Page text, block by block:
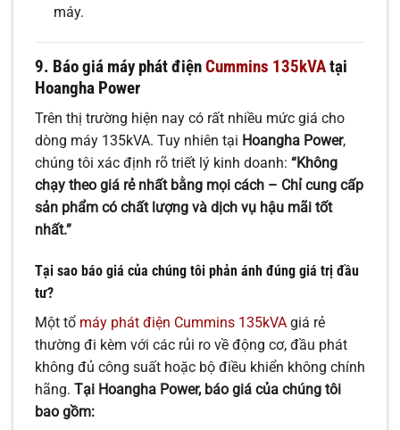
máy.
9. Báo giá máy phát điệnCummins 135kVAtại
Hoangha Power
Trên thị trường hiện nay có rất nhiều mức giá cho
dòng máy 135kVA. Tuy nhiên tại Hoangha Power,
chúng tôi xác định rõ triết lý kinh doanh: “Không
chạy theo giá rẻ nhất bằng mọi cách – Chỉ cung cấp
sản phẩm có chất lượng và dịch vụ hậu mãi tốt
nhất.”
Tại sao báo giá của chúng tôi phản ánh đúng giá trị đầu
tư?
Một tổ máy phát điện Cummins 135kVA giá rẻ
thường đi kèm với các rủi ro về động cơ, đầu phát
không đủ công suất hoặc bộ điều khiển không chính
hãng. Tại Hoangha Power, báo giá của chúng tôi
bao gồm: